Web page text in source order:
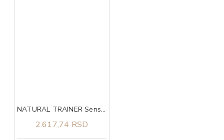
NATURAL TRAINER Sensitive no gluten sa pačetinom za odrasle pse srednjih i velikih rasa 3kg
2.617,74 RSD